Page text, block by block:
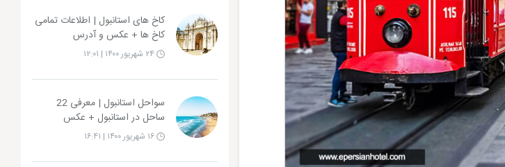
کاخ های استانبول | اطلاعات تمامی
کاخ ها + عکس و آدرس
سواحل استانبول | معرفی 22
ساحل در استانبول + عکس
۱۶ شهریور ۱۴۰۰ | ۱۶:۴۱